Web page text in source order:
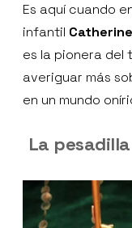
Es aquí cuando
infantil
es la pionera del
averiguar más
en un mundo
La